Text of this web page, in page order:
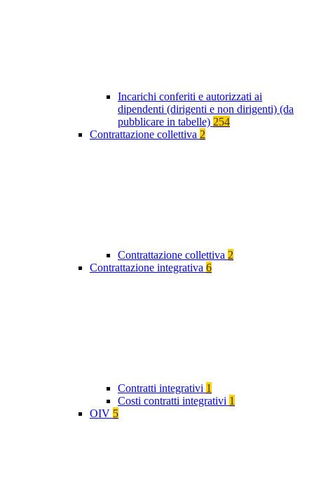
Incarichi conferiti e autorizzati ai
dipendenti (dirigenti e non dirigenti) (da
pubblicare in tabelle) 254
Contrattazione collettiva 2
Contrattazione collettiva 2
Contrattazione integrativa 6
Contratti integrativi 1
Costi contratti integrativi 1
OIV 5